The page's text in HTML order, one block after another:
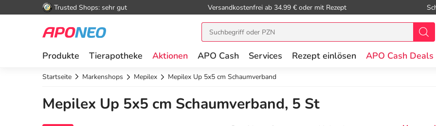
Trusted Shops: sehr gut Versandkostenfrei ab 34.99 € oder mit Rezept
Produkte Tierapotheke Aktionen APO Cash Services Rezept einlösen APO Cash Deals
Startseite Markenshops Mepilex Mepilex Up 5x5 cm Schaumverband
Mepilex Up 5x5 cm Schaumverband, 5 St